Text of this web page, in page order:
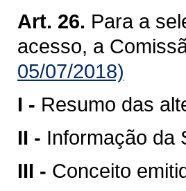
Art. 26. Para a
acesso, a
05/07/2018)
I - Resumo das
II - Informação da
III - Conceito